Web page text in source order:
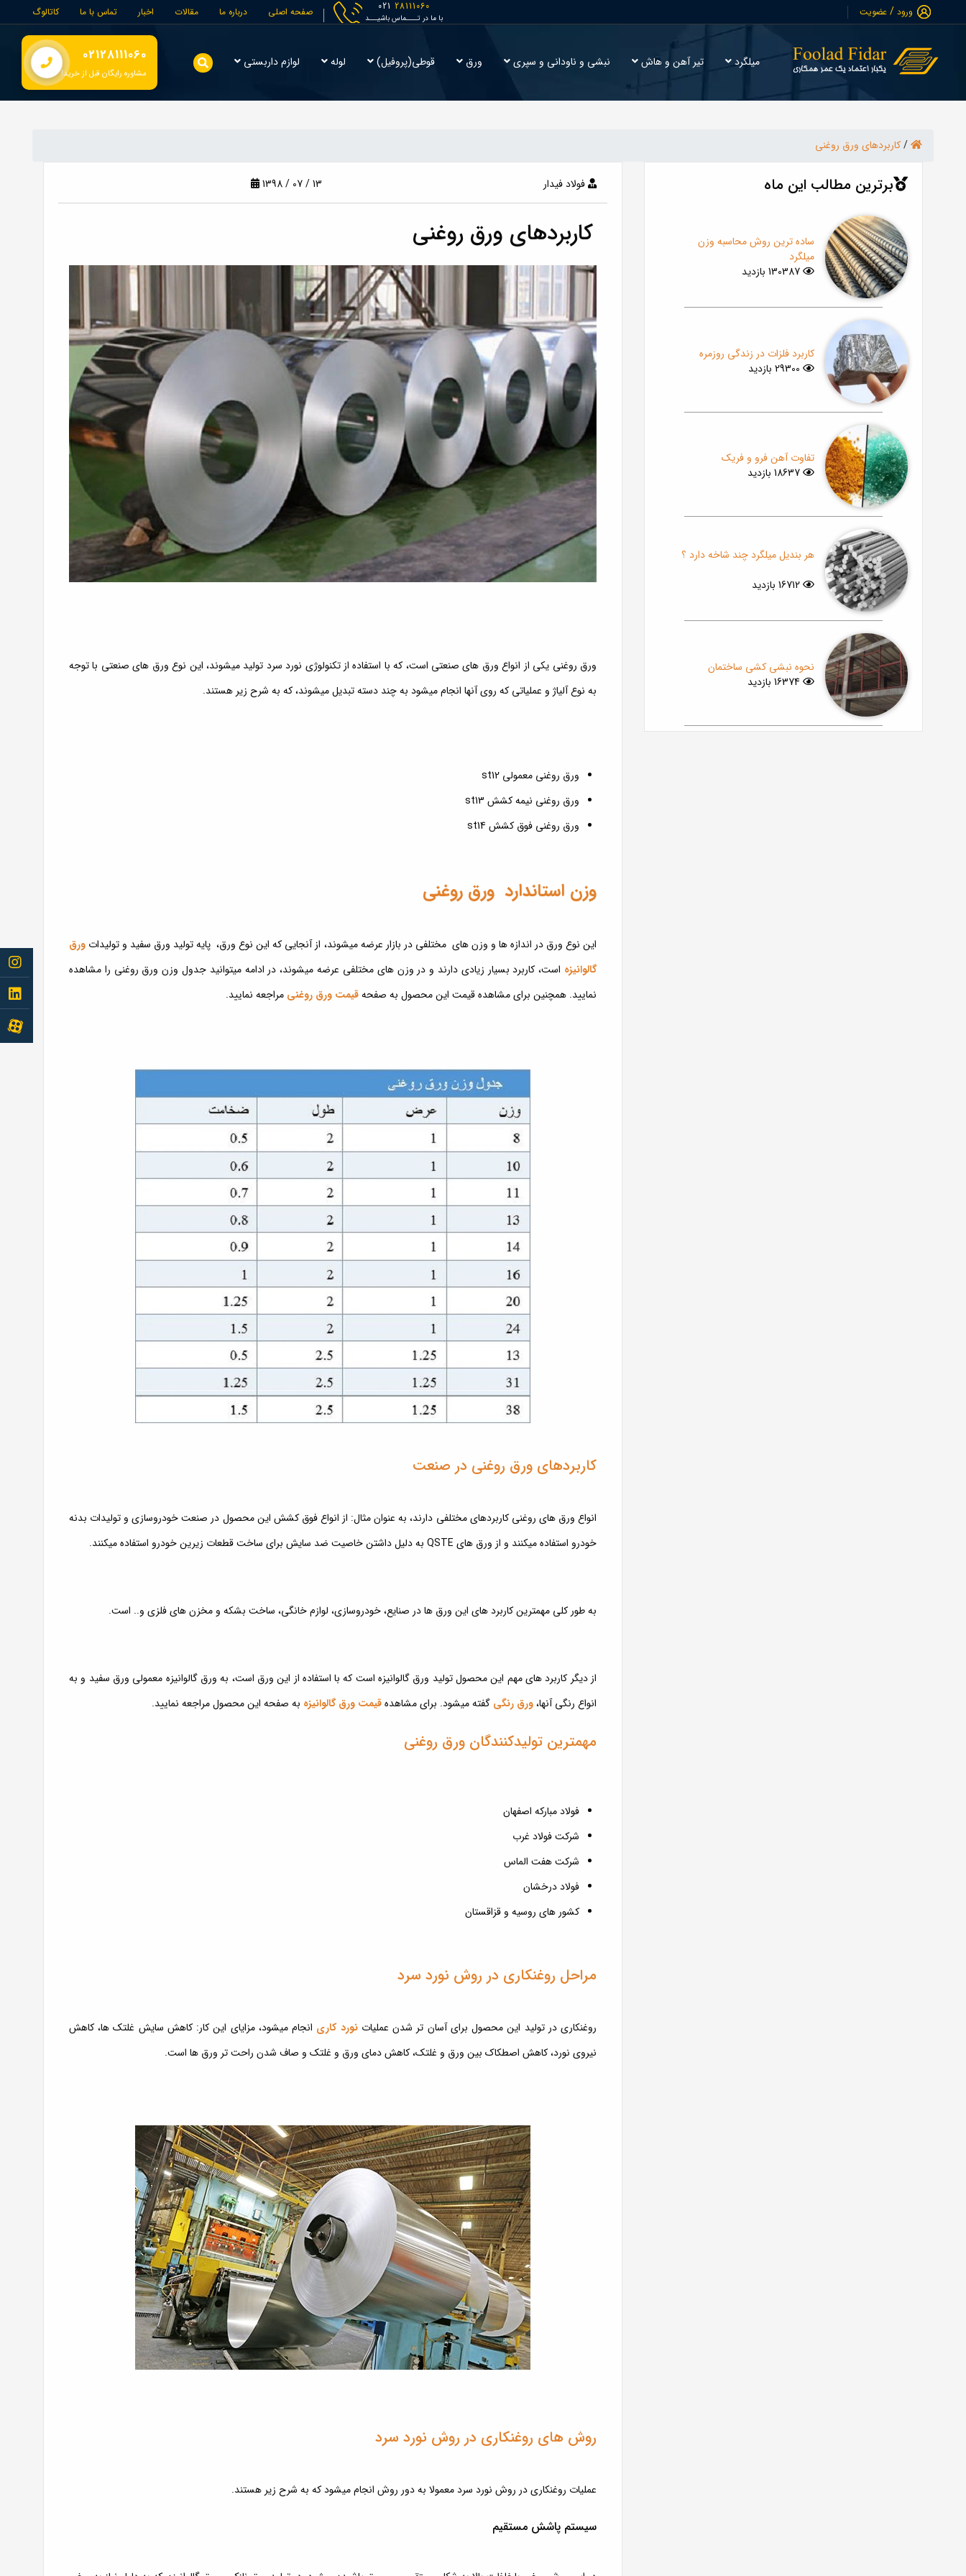
ورود / عضویت 021 28111060
با ما در تــــماس باشیـــد صفحه اصلی درباره ما مقالات اخبار تماس با ما کاتالوگ
میلگرد تیر آهن و هاش نبشی و ناودانی و سپری ورق قوطی(پروفیل) لوله لوازم داربستی 02128111060
مشاوره رایگان قبل از خرید!
/کاربردهای ورق روغنی
برترین مطالب این ماه
ساده ترین روش محاسبه وزن
میلگرد
130387 بازدید
کاربرد فلزات در زندگی روزمره
تفاوت آهن فرو و فریک
18637 بازدید
هر بندیل میلگرد چند شاخه دارد ؟
16712 بازدید
نحوه نبشی کشی ساختمان
فولاد فيدار 1398 / 07 / 13
کاربردهای ورق روغنی
ورق روغنی یکی از انواع ورق های صنعتی است، که با استفاده از تکنولوژی نورد سرد تولید میشوند، این نوع ورق های صنعتی با توجه
به نوع آلیاژ و عملیاتی که روی آنها انجام میشود به چند دسته تبدیل میشوند، که به شرح زیر هستند.
ورق روغنی معمولی st12
ورق‌ روغنی نیمه کشش st13
ورق‌ روغنی فوق کشش st14
وزن استاندارد ورق روغنی
این نوع ورق در اندازه ها و وزن های مختلفی در بازار عرضه میشوند، از آنجایی که این نوع ورق، پایه تولید ورق سفید و تولیدات ورق
گالوانیزه است، کاربرد بسیار زیادی دارند و در وزن های مختلفی عرضه میشوند، در ادامه میتوانید جدول وزن ورق روغنی را مشاهده
نمایید. همچنین برای مشاهده قیمت این محصول به صفحهقیمت ورق روغنی مراجعه نمایید.
کاربردهای ورق روغنی در صنعت
انواع ورق های روغنی کاربردهای مختلفی دارند، به عنوان مثال: از انواع فوق کشش این محصول در صنعت خودروسازی و تولیدات بدنه
خودرو استفاده میکنند و از ورق های QSTE به دلیل داشتن خاصیت ضد سایش برای ساخت قطعات زیرین خودرو استفاده میکنند.
به طور کلی مهمترین کاربرد های این ورق ها در صنایع، خودروسازی، لوازم خانگی، ساخت بشکه و مخزن های فلزی و.. است.
از دیگر کاربرد های مهم این محصول تولید ورق گالوانیزه است که با استفاده از این ورق است، به ورق گالوانیزه معمولی ورق سفید و به
انواع رنگی آنها،ورق رنگی گفته میشود. برای مشاهدهقیمت ورق گالوانیزه به صفحه این محصول مراجعه نمایید.
مهمترین تولیدکنندگان ورق روغنی
فولاد مبارکه اصفهان
شرکت فولاد غرب
شرکت هفت الماس
فولاد درخشان
کشور های روسیه و قزاقستان
مراحل روغنکاری در روش نورد سرد
روغنکاری در تولید این محصول برای آسان تر شدن عملیاتنورد کاری انجام میشود، مزایای این کار: کاهش سایش غلتک ها، کاهش
نیروی نورد، کاهش اصطکاک بین ورق و غلتک، کاهش دمای ورق و غلتک و صاف شدن راحت تر ورق ها است.
روش های روغنکاری در روش نورد سرد
عملیات روغنکاری در روش نورد سرد معمولا به دور روش انجام میشود که به شرح زیر هستند.
سیستم پاشش مستقیم
Follow
me to
instagram
Follow
me to
Follow